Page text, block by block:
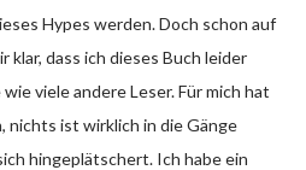
Hypes werden. Doch schon auf
klar, dass ich dieses Buch leider
viele andere Leser. Für mich hat
nichts ist wirklich in die Gänge
hingeplätschert. Ich habe ein